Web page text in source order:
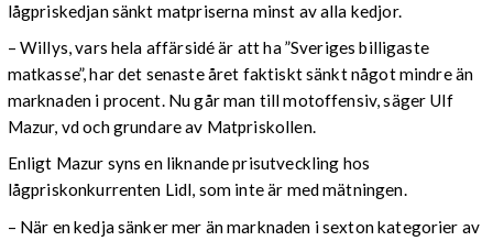
lågpriskedjan sänkt matpriserna minst av alla kedjor.
– Willys, vars hela affärsidé är att ha ”Sveriges billigaste
matkasse”, har det senaste året faktiskt sänkt något mindre än
marknaden i procent. Nu går man till motoffensiv, säger Ulf
Mazur, vd och grundare av Matpriskollen.
Enligt Mazur syns en liknande prisutveckling hos
lågpriskonkurrenten Lidl, som inte är med mätningen.
– När en kedja sänker mer än marknaden i sexton kategorier av